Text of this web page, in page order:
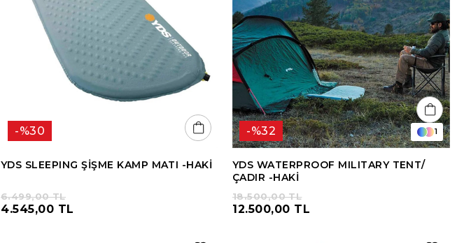
YDS SLEEPING ŞİŞME KAMP MATI -HAKİ
%30
4.545,00 TL
6.499,00 TL
YDS WATERPROOF MILITARY TENT/
ÇADIR -HAKİ
%32
12.500,00 TL
18.500,00 TL
1